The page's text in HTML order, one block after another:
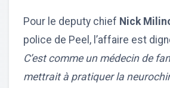
Pour le deputy chief Nick
police de Peel, l’affaire est
C’est comme un médecin de
mettrait à pratiquer la